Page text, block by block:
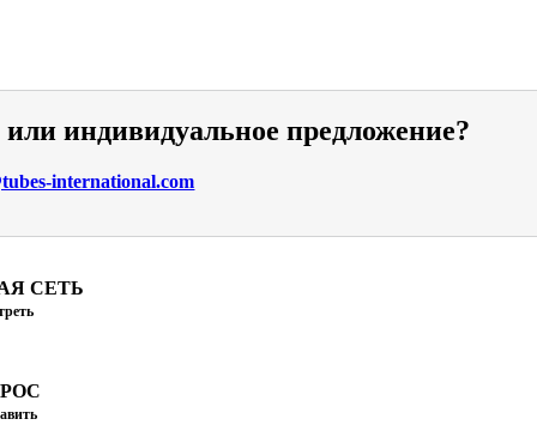
индивидуальное предложение?
international.com
СЕТЬ